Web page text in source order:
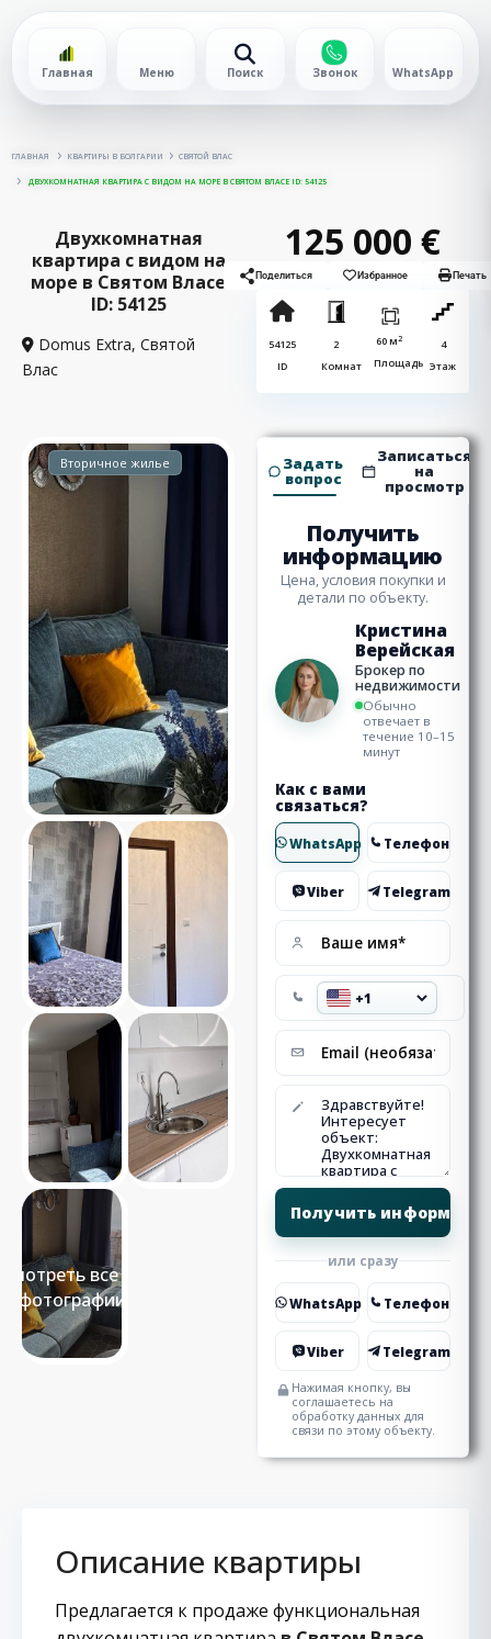
Главная Меню Поиск Звонок WhatsApp
ГЛАВНАЯ КВАРТИРЫ В БОЛГАРИИ СВЯТОЙ ВЛАС
ДВУХКОМНАТНАЯ КВАРТИРА С ВИДОМ НА МОРЕ В СВЯТОМ ВЛАСЕ ID: 54125
Двухкомнатная
квартира с видом на
море в Святом Власе
ID: 54125
Domus Extra, Святой
Влас
125 000 €
Поделиться Избранное Печать
54125
ID
2
Комнат
60 м2
Площадь
4
Этаж
Смотреть все 15
фотографии
Вторичное жилье Задать
вопрос
Записаться
на
просмотр
Получить
информацию
Цена, условия покупки и
детали по объекту.
Кристина
Верейская
Брокер по
недвижимости
Обычно
отвечает в
течение 10–15
минут
Как с вами
связаться?
WhatsApp Телефон
Viber Telegram
или сразу
WhatsApp Телефон
Viber Telegram
Нажимая кнопку, вы
соглашаетесь на
обработку данных для
связи по этому объекту.
Описание квартиры
Предлагается к продаже функциональная